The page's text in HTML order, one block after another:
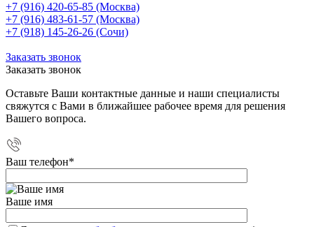
+7 (916) 420-65-85 (Москва)
+7 (916) 483-61-57 (Москва)
+7 (918) 145-26-26 (Сочи)
Заказать звонок
Заказать звонок
Оставьте Ваши контактные данные и наши специалисты
свяжутся с Вами в ближайшее рабочее время для решения
Вашего вопроса.
Ваш телефон*
Ваше имя